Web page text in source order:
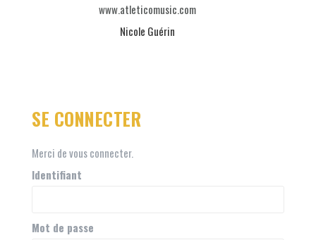
www.atleticomusic.com
Nicole Guérin
SE CONNECTER
Merci de vous connecter.
Identifiant
Mot de passe